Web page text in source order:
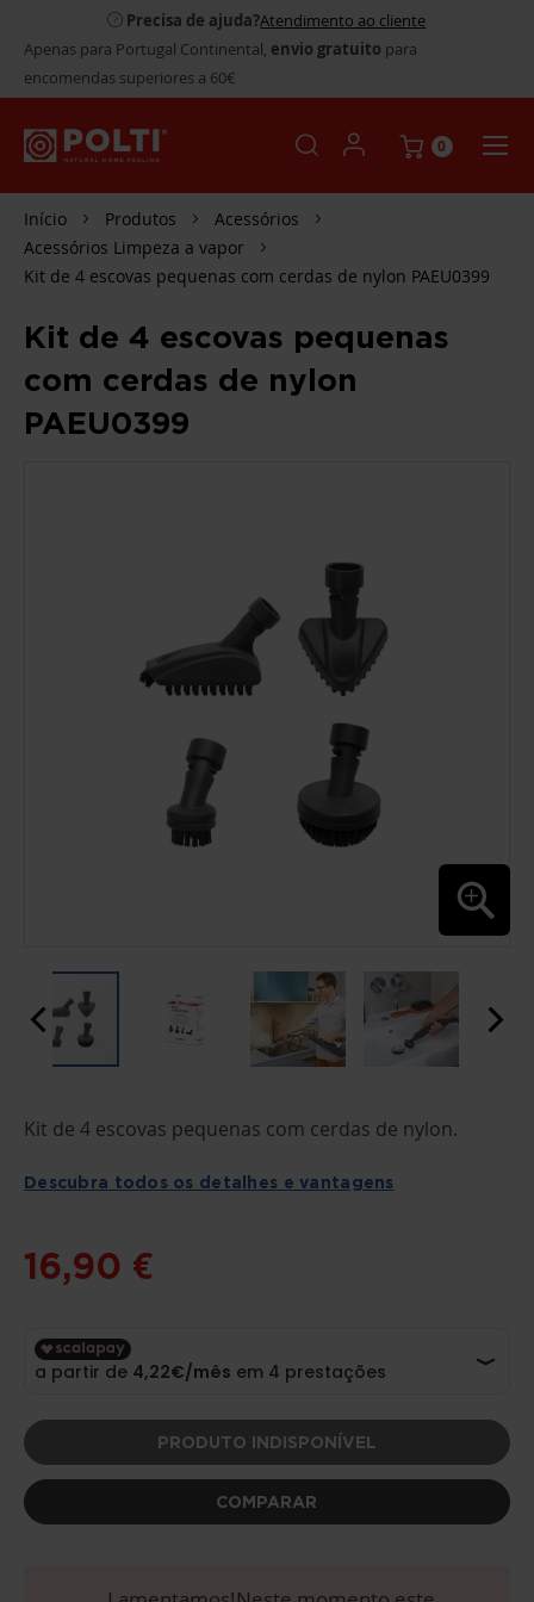
Precisa de ajuda?Atendimento ao cliente
Apenas para Portugal Continental, envio gratuito para
encomendas superiores a 60€
0
Início Produtos
Acessórios
Acessórios Limpeza a vapor
Kit de 4 escovas pequenas com cerdas de nylon PAEU0399
Kit de 4 escovas pequenas
com cerdas de nylon
PAEU0399
PARA
DA
Kit de 4 escovas pequenas com cerdas de nylon.
Descubra todos os detalhes e vantagens
16,90 €
PRODUTO INDISPONÍVEL
COMPARAR